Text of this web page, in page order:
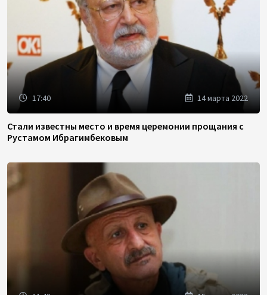
17:40 14 марта 2022
Стали известны место и время церемонии прощания с
Рустамом Ибрагимбековым